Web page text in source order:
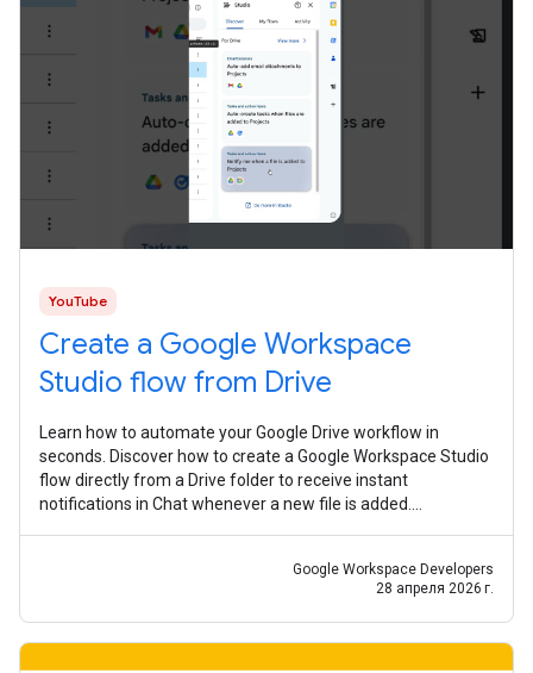
YouTube
Create a Google Workspace
Studio flow from Drive
Learn how to automate your Google Drive workflow in
seconds. Discover how to create a Google Workspace Studio
flow directly from a Drive folder to receive instant
notifications in Chat whenever a new file is added.
Google Workspace Developers
28 апреля 2026 г.